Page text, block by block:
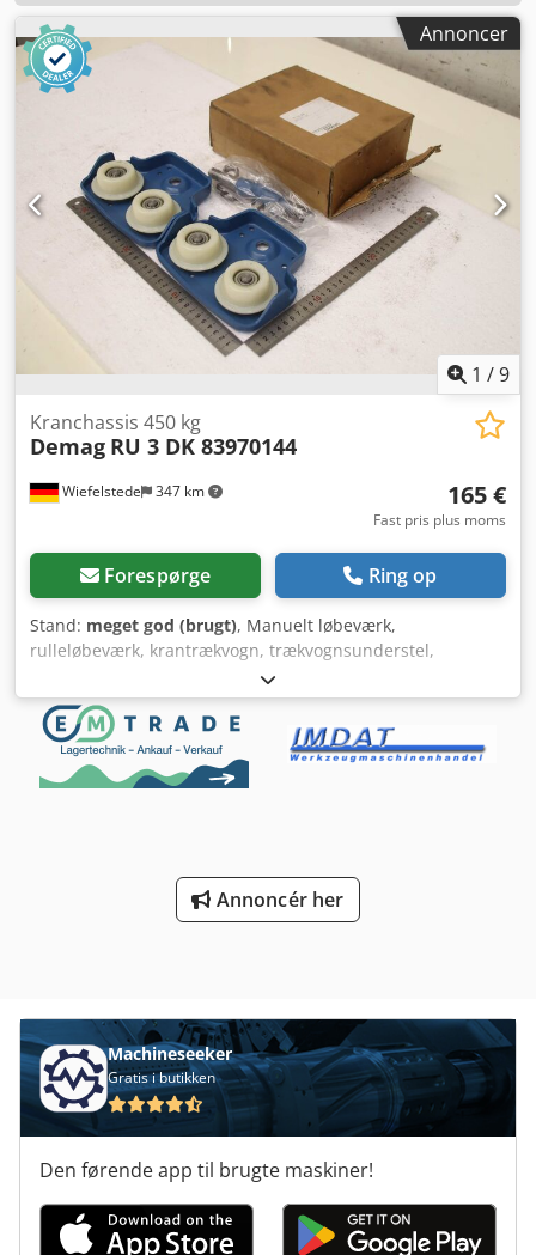
Annoncer
1 /9
Wiefelstede 347 km
Kranchassis 450 kg
Demag RU 3 DK 83970144
165 €
Fast pris plus moms
Forespørge Ring op
Stand: meget god (brugt), Manuelt løbeværk,
rulleløbeværk, krantrækvogn, trækvognsunderstel,
krantrækvognsunderstel, krantrækvogn, løbevogn,
bæreunderstel, hængende baneunderstel,
løbevognsunderstel, understel, enskinnetrækvogn -
Producent: Demag, løbevognsunderstel, type RU 3 DK,
originalemballage -Varenr.: 83970144 Dsdpfjzhtmkox Am
Annoncér her
Machineseeker
Gratis i butikken
Den førende app til brugte maskiner!